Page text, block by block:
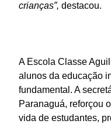
crianças”, destacou.
A Escola Classe
alunos da educação
fundamental. A
Paranaguá, reforçou
vida de estudantes,